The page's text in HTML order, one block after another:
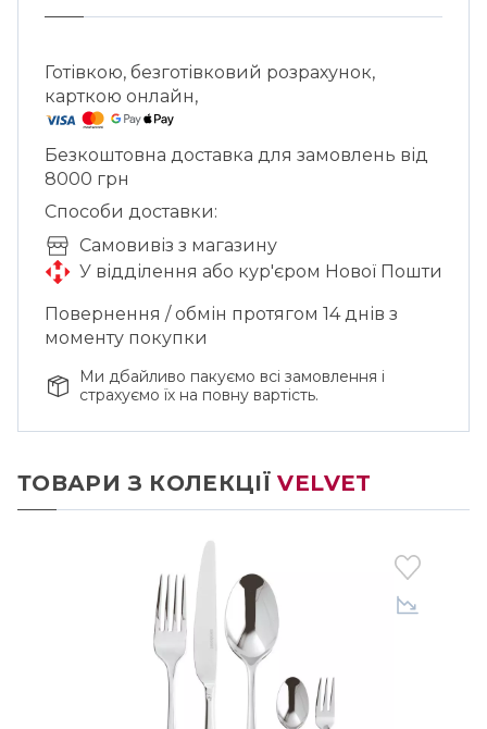
Готівкою, безготівковий розрахунок,
карткою онлайн,
Безкоштовна доставка для замовлень від
8000 грн
Способи доставки:
Cамовивіз з магазину
У відділення або кур'єром Нової Пошти
Повернення / обмін протягом 14 днів з
моменту покупки
Ми дбайливо пакуємо всі замовлення і
страхуємо їх на повну вартість.
ТОВАРИ З КОЛЕКЦІЇVELVET